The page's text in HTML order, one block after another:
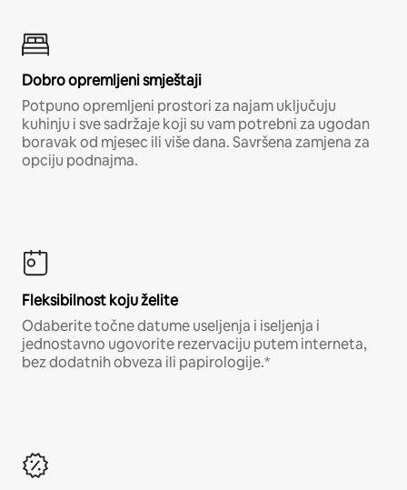
Dobro opremljeni smještaji
Potpuno opremljeni prostori za najam uključuju
kuhinju i sve sadržaje koji su vam potrebni za ugodan
boravak od mjesec ili više dana. Savršena zamjena za
opciju podnajma.
Fleksibilnost koju želite
Odaberite točne datume useljenja i iseljenja i
jednostavno ugovorite rezervaciju putem interneta,
bez dodatnih obveza ili papirologije.*